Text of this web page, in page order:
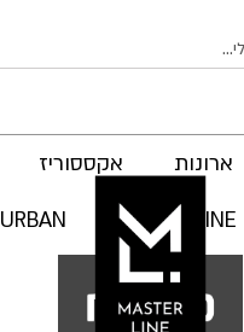
ארונות אקססוריז
MASTER LINE
URBAN